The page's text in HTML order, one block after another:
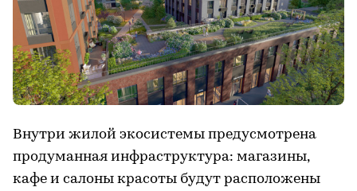
Внутри жилой экосистемы предусмотрена
продуманная инфраструктура: магазины,
кафе и салоны красоты будут расположены